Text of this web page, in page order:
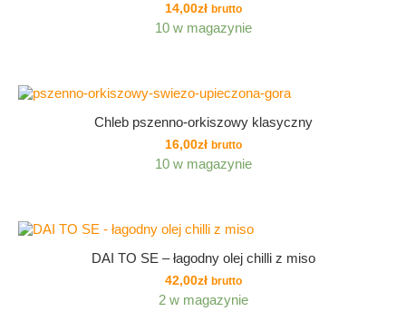
14,00zł brutto
10 w magazynie
Chleb pszenno-orkiszowy klasyczny
16,00zł brutto
10 w magazynie
DAI TO SE – łagodny olej chilli z miso
42,00zł brutto
2 w magazynie